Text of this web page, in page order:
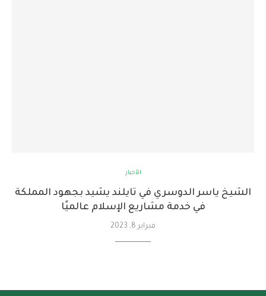
الأخبار
الشيخ ياسر الدوسري في تايلند يشيد بجهود المملكة
في خدمة مشاريع الإسلام عالميًا
فبراير 8, 2023